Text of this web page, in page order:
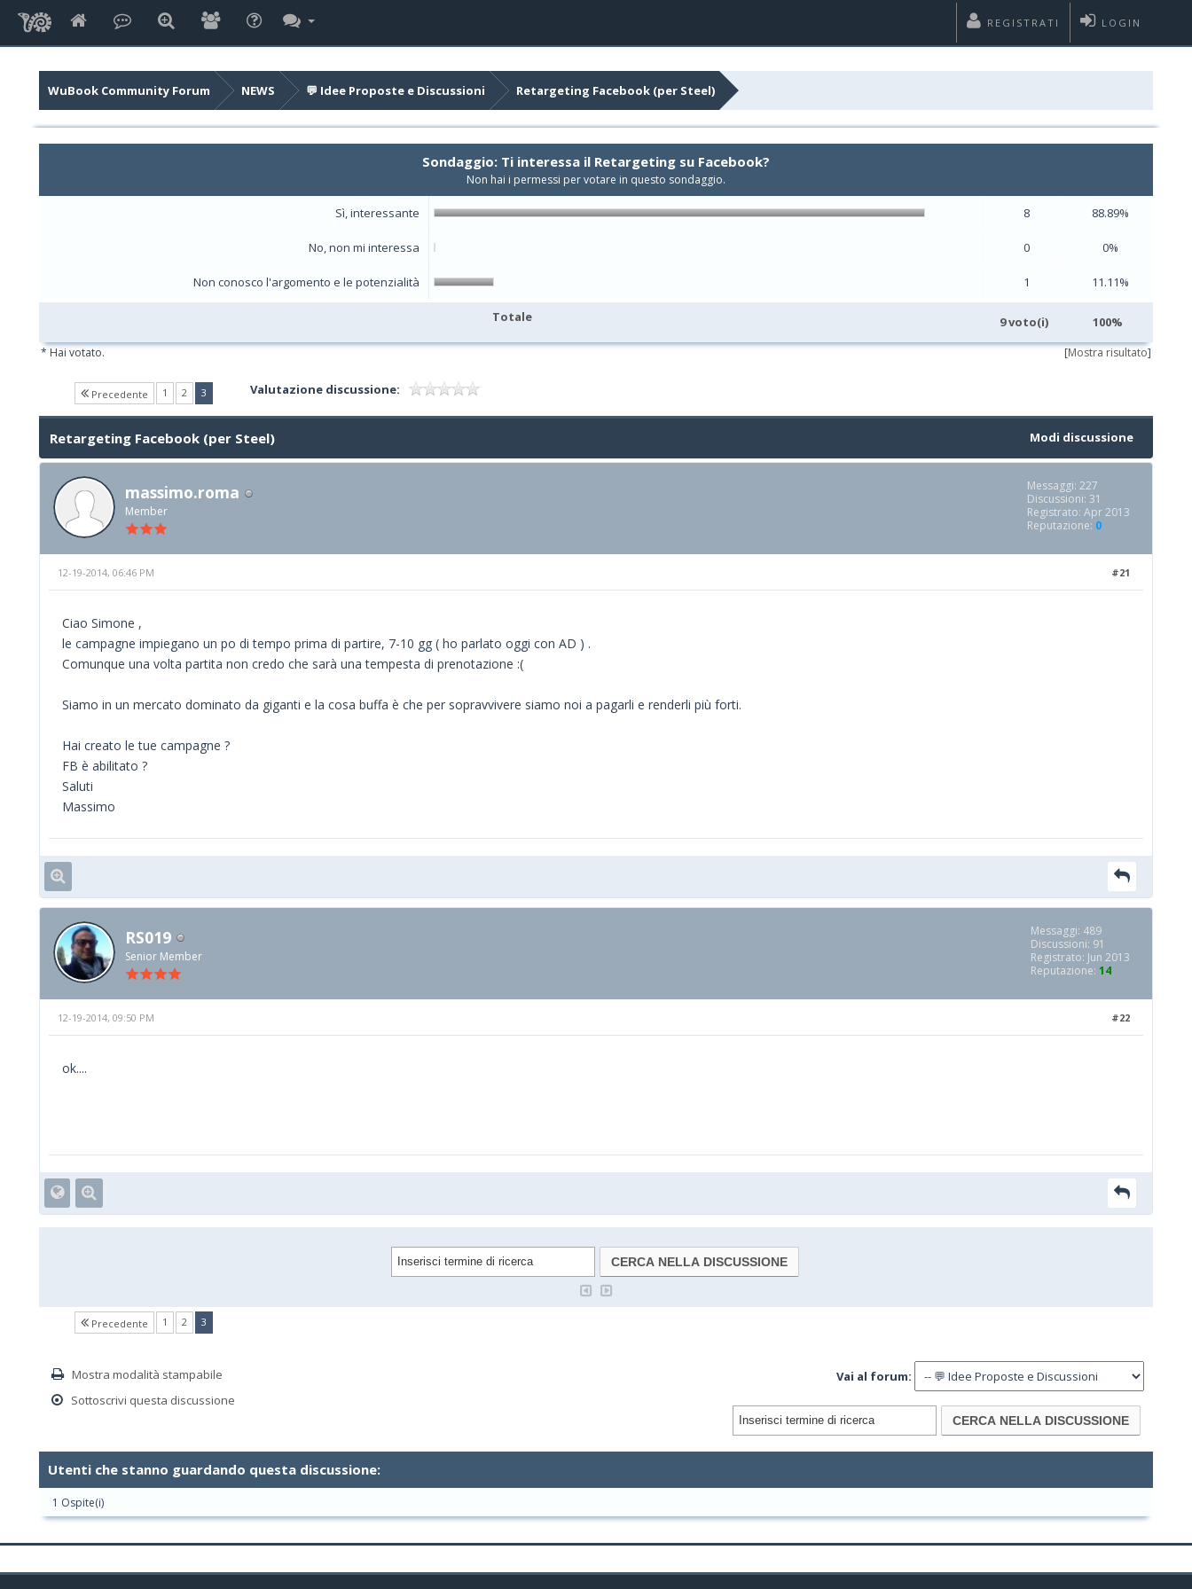
LOGIN
REGISTRATI
WuBook Community Forum NEWS 💬 Idee Proposte e Discussioni Retargeting Facebook (per Steel)
Sondaggio: Ti interessa il Retargeting su Facebook?
Non hai i permessi per votare in questo sondaggio.
Sì, interessante 8 88.89%
No, non mi interessa 0 0%
Non conosco l'argomento e le potenzialità 1 11.11%
Totale 9 voto(i) 100%
* Hai votato. [Mostra risultato]
Precedente 1 2 3(current) Valutazione discussione:
Modi discussione
Retargeting Facebook (per Steel)
massimo.roma
Member
Messaggi: 227
Discussioni: 31
Registrato: Apr 2013
Reputazione: 0
#21
12-19-2014, 06:46 PM
Ciao Simone ,
le campagne impiegano un po di tempo prima di partire, 7-10 gg ( ho parlato oggi con AD ) .
Comunque una volta partita non credo che sarà una tempesta di prenotazione :(
Siamo in un mercato dominato da giganti e la cosa buffa è che per sopravvivere siamo noi a pagarli e renderli più forti.
Hai creato le tue campagne ?
FB è abilitato ?
Saluti
Massimo
RS019
Senior Member
Messaggi: 489
Discussioni: 91
Registrato: Jun 2013
Reputazione: 14
#22
12-19-2014, 09:50 PM
ok....
Precedente 1 2 3(current)
Mostra modalità stampabile
Sottoscrivi questa discussione
Vai al forum:
Utenti che stanno guardando questa discussione:
1 Ospite(i)